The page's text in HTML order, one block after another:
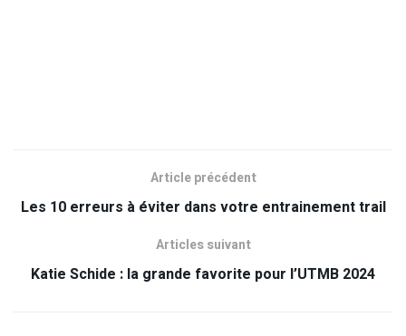
Article précédent
Les 10 erreurs à éviter dans votre entrainement trail
Articles suivant
Katie Schide : la grande favorite pour l’UTMB 2024